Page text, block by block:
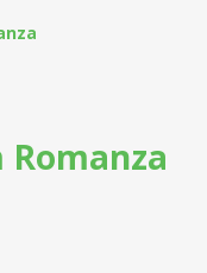
Romanza